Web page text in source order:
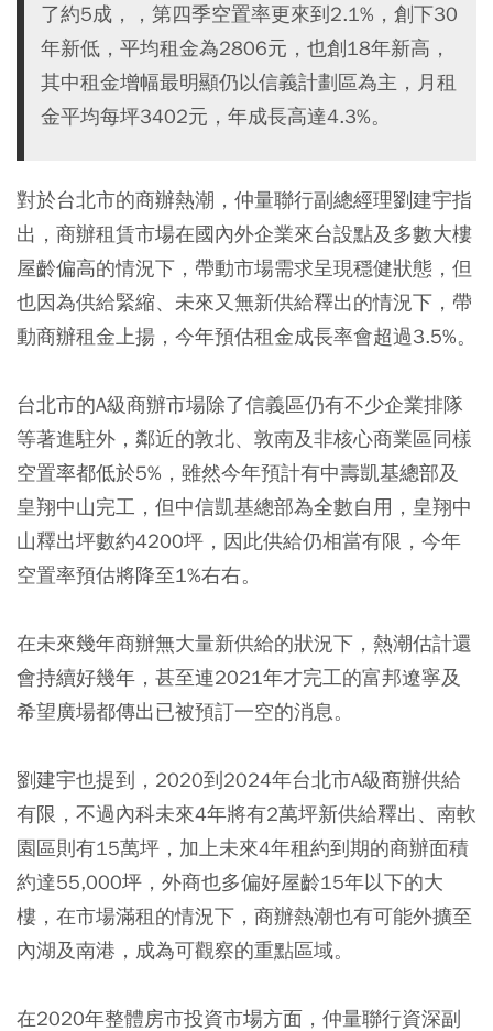
了約5成，，第四季空置率更來到2.1%，創下30
年新低，平均租金為2806元，也創18年新高，
其中租金增幅最明顯仍以信義計劃區為主，月租
金平均每坪3402元，年成長高達4.3%。
對於台北市的商辦熱潮，仲量聯行副總經理劉建宇指
出，商辦租賃市場在國內外企業來台設點及多數大樓
屋齡偏高的情況下，帶動市場需求呈現穩健狀態，但
也因為供給緊縮、未來又無新供給釋出的情況下，帶
動商辦租金上揚，今年預估租金成長率會超過3.5%。
台北市的A級商辦市場除了信義區仍有不少企業排隊
等著進駐外，鄰近的敦北、敦南及非核心商業區同樣
空置率都低於5%，雖然今年預計有中壽凱基總部及
皇翔中山完工，但中信凱基總部為全數自用，皇翔中
山釋出坪數約4200坪，因此供給仍相當有限，今年
空置率預估將降至1%右右。
在未來幾年商辦無大量新供給的狀況下，熱潮估計還
會持續好幾年，甚至連2021年才完工的富邦遼寧及
希望廣場都傳出已被預訂一空的消息。
劉建宇也提到，2020到2024年台北市A級商辦供給
有限，不過內科未來4年將有2萬坪新供給釋出、南軟
園區則有15萬坪，加上未來4年租約到期的商辦面積
約達55,000坪，外商也多偏好屋齡15年以下的大
樓，在市場滿租的情況下，商辦熱潮也有可能外擴至
內湖及南港，成為可觀察的重點區域。
在2020年整體房市投資市場方面，仲量聯行資深副